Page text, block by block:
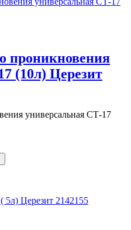
проникновения
(10л) Церезит
универсальная СТ-17